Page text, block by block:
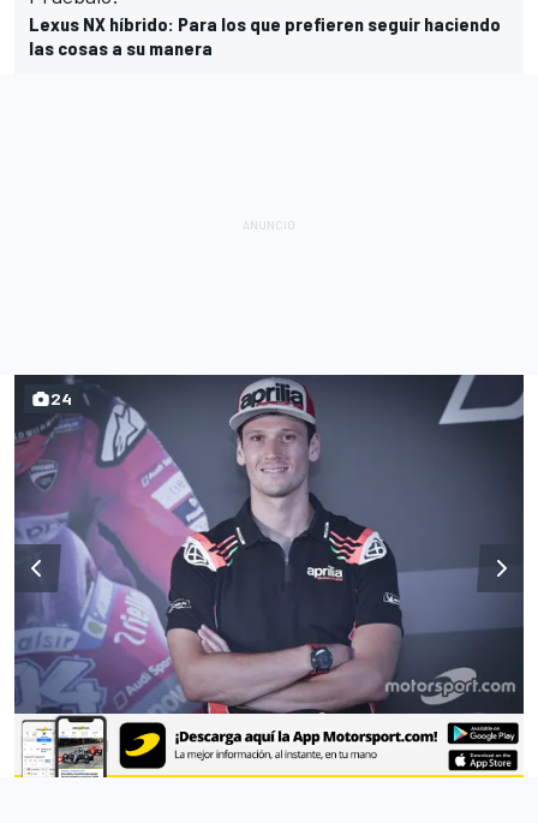
Lexus NX híbrido: Para los que prefieren seguir haciendo
las cosas a su manera
24